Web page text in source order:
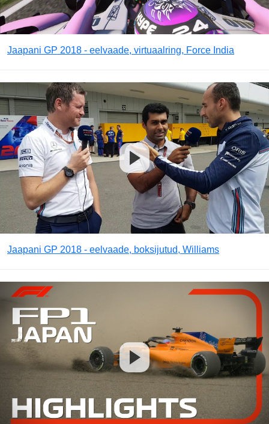
Jaapani GP 2018 - eelvaade, virtuaalring, Force India
Jaapani GP 2018 - eelvaade, boksijutud, Williams